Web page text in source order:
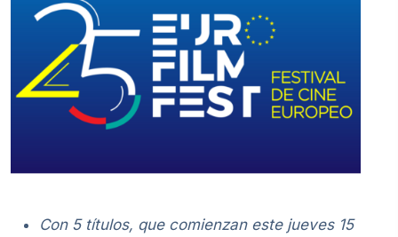
Con 5 títulos, que comienzan este jueves 15